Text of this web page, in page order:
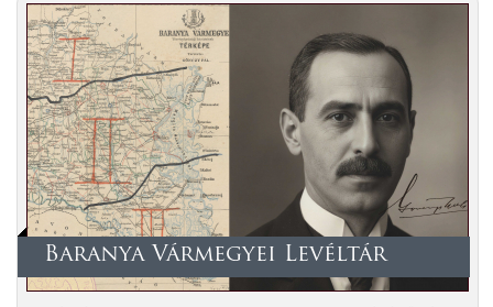
Baranya Vármegyei Levéltár